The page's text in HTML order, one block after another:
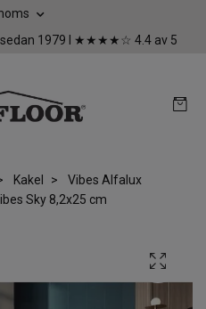
sedan 1979 I ★★★★☆ 4.4 av 5
Kakel
Vibes Alfalux
Sky 8,2x25 cm